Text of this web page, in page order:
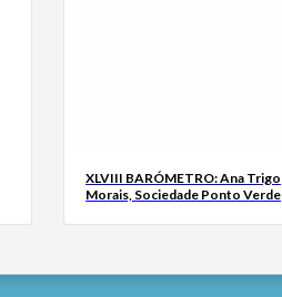
XLVIII BARÓMETRO: Ana Trigo
Morais, Sociedade Ponto Verde